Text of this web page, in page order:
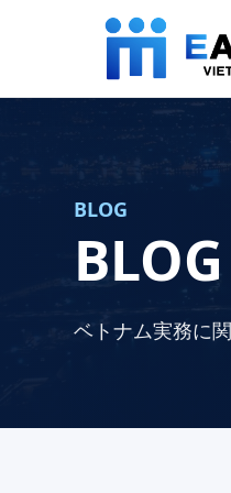
BLOG
BLOG
ベトナム実務に